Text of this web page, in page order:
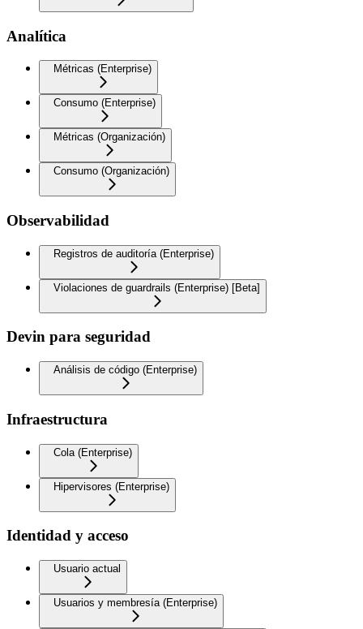
Analítica
Métricas (Enterprise)
Consumo (Enterprise)
Métricas (Organización)
Consumo (Organización)
Observabilidad
Registros de auditoría (Enterprise)
Violaciones de guardrails (Enterprise) [Beta]
Devin para seguridad
Análisis de código (Enterprise)
Infraestructura
Cola (Enterprise)
Hipervisores (Enterprise)
Identidad y acceso
Usuario actual
Usuarios y membresía (Enterprise)